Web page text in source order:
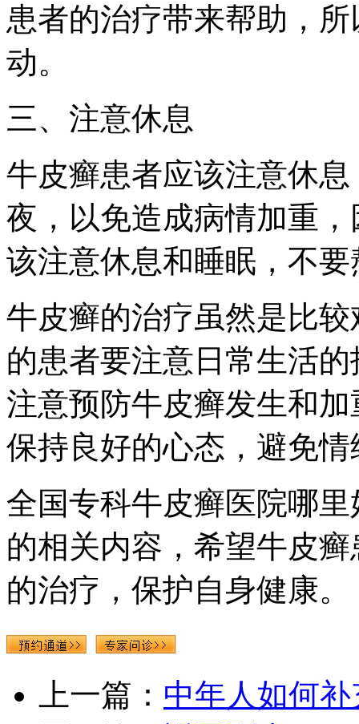
患者的治疗带来帮助，
动。
三、注意休息
牛皮癣患者应该注意休
夜，以免造成病情加重
该注意休息和睡眠，不要
牛皮癣的治疗虽然是比
的患者要注意日常生活
注意预防牛皮癣发生和
保持良好的心态，避免
全国专科牛皮癣医院哪
的相关内容，希望牛皮
的治疗，保护自身健康。
上一篇： 中年人如何